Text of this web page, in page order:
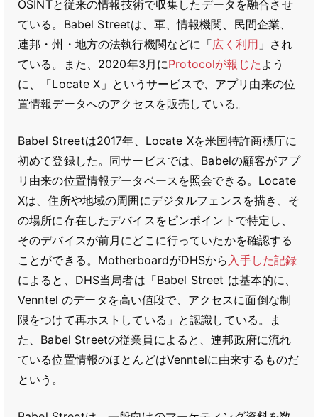
OSINTと従来の情報技術で収集したデータを融合させ
ている。Babel Streetは、軍、情報機関、民間企業、
連邦・州・地方の法執行機関などに「広く利用 」され
ている。また、2020年3月にProtocolが報じた よう
に、「Locate X」というサービスで、アプリ由来の位
置情報データへのアクセスを販売している。
Babel Streetは2017年、Locate Xを米国特許商標庁に
初めて登録した。同サービスでは、Babelの顧客がアプ
リ由来の位置情報データベースを照会できる。Locate
Xは、住所や地域の周囲にデジタルフェンスを描き、そ
の場所に存在したデバイスをピンポイントで特定し、
そのデバイスが前月にどこに行っていたかを確認する
ことができる。MotherboardがDHSから 入手した記録
によると、DHS当局者は「Babel Street は基本的に、
Venntel のデータを高い値段で、アクセスに面倒な制
限をつけて再ホストしている」と認識している。ま
た、Babel Streetの従業員によると、連邦政府に流れ
ている位置情報のほとんどはVenntelに由来するものだ
という。